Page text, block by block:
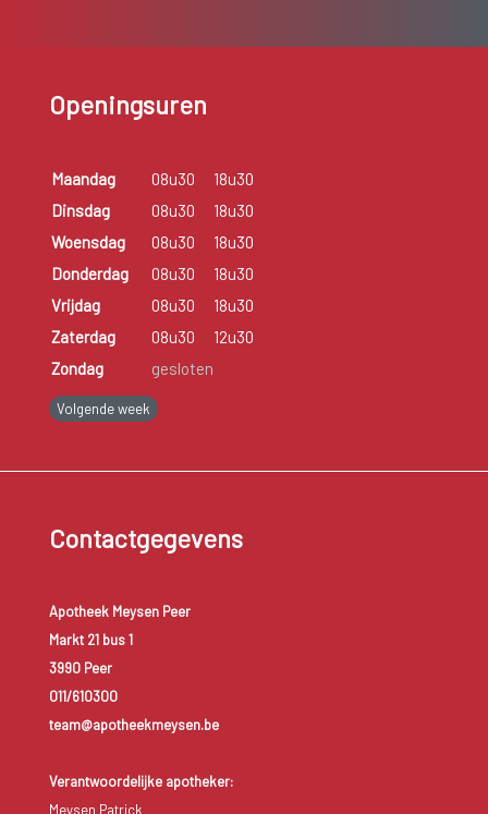
Openingsuren
Maandag 08u30
18u30
Dinsdag
08u30
18u30
Woensdag
08u30
18u30
Donderdag
08u30
18u30
Vrijdag
08u30
18u30
Zaterdag
08u30
12u30
Zondag
gesloten
Volgende week
Contactgegevens
Apotheek Meysen Peer
Markt 21 bus 1
3990 Peer
011/610300
team@apotheekmeysen.be
Verantwoordelijke apotheker:
Meysen Patrick